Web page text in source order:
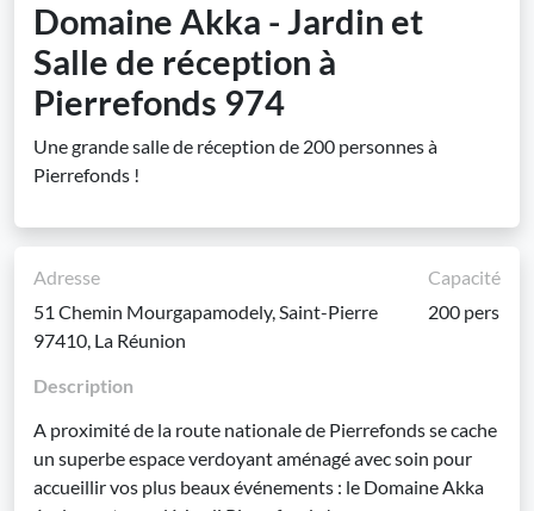
Domaine Akka - Jardin et
Salle de réception à
Pierrefonds 974
Une grande salle de réception de 200 personnes à
Pierrefonds !
Adresse
51 Chemin Mourgapamodely, Saint-Pierre
97410, La Réunion
Capacité
200 pers
Description
A proximité de la route nationale de Pierrefonds se cache
un superbe espace verdoyant aménagé avec soin pour
accueillir vos plus beaux événements : le Domaine Akka